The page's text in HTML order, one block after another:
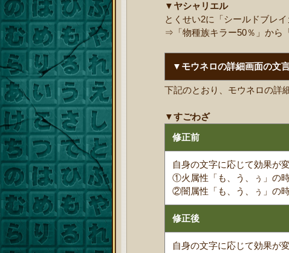
▼ヤシャリエル
とくせい2に「シールドブレ
⇒「物種族キラー50％」から
▼モウネロの詳細画面の文
下記のとおり、モウネロの詳
▼すごわざ
修正前
自身の文字に応じて効果が
①火属性「も、う、ぅ」の
②闇属性「も、う、ぅ」の
修正後
自身の文字に応じて効果が